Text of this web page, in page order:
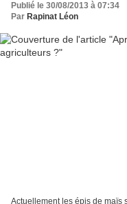
Publié le 30/08/2013 à 07:34
Par Rapinat Léon
Actuellement les épis de maïs